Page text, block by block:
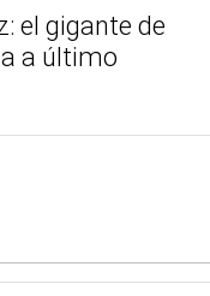
el gigante de
a último